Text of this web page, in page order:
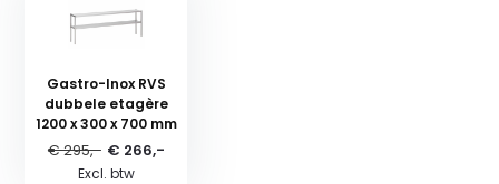
Gastro-Inox RVS
dubbele etagère
1200 x 300 x 700 mm
€ 295,- € 266,-
Excl. btw